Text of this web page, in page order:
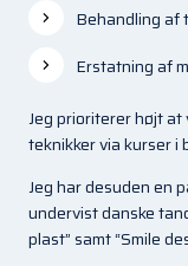
Behandling af
Erstatning af
Jeg prioriterer højt
teknikker via kurser i
Jeg har desuden en
undervist danske
plast” samt “Smile